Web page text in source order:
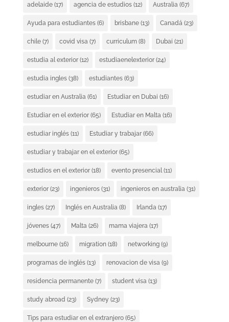
adelaide(17) agencia de estudios(12) Australia (67)
Ayuda para estudiantes(6) brisbane(13) Canadá (23)
chile(7) covid visa (7) curriculum(8) Dubai (21)
estudia al exterior(12) estudiaenelexterior(24)
estudia ingles(38) estudiantes(63)
estudiar en Australia (61) Estudiar en Dubai (16)
Estudiar en el exterior(65) Estudiar en Malta (16)
estudiar inglés(11) Estudiar y trabajar(66)
estudiar y trabajar en el exterior(65)
estudios en el exterior(18) evento presencial(11)
exterior(23) ingenieros(31) ingenieros en australia (31)
ingles(27) Inglés en Australia (8) Irlanda (17)
jóvenes(47) Malta (26) mama viajera (17)
melbourne(16) migration(18) networking(9)
programas de inglés(13) renovacion de visa (9)
residencia permanente(7) student visa (13)
study abroad (23) Sydney (23)
Tips para estudiar en el extranjero(65)